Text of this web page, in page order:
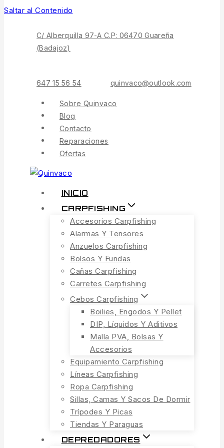
Saltar al Contenido
C/ Alberquilla 97-A C.P: 06470 Guareña
(Badajoz)
647 15 56 54 quinvaco@outlook.com
Sobre Quinvaco
Blog
Contacto
Reparaciones
Ofertas
INICIO
CARPFISHING
Accesorios Carpfishing
Alarmas Y Tensores
Anzuelos Carpfishing
Bolsos Y Fundas
Cañas Carpfishing
Carretes Carpfishing
Cebos Carpfishing
Boilies, Engodos Y Pellet
DIP, Líquidos Y Aditivos
Malla PVA, Bolsas Y
Accesorios
Equipamiento Carpfishing
Líneas Carpfishing
Ropa Carpfishing
Sillas, Camas Y Sacos De Dormir
Trípodes Y Picas
Tiendas Y Paraguas
DEPREDADORES